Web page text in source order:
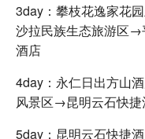
3day：攀枝花逸家花
沙拉民族生态旅游区
酒店
4day：永仁日出方山
风景区→昆明云石快捷
5day：昆明云石快捷